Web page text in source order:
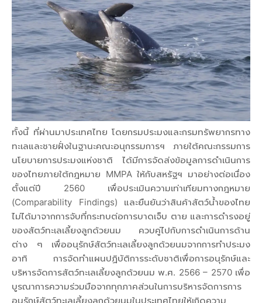
ทั้งนี้ ที่ผ่านมาประเทศไทย โดยกรมประมงและกรมทรัพยากรทาง
ทะเลและชายฝั่งในฐานะคณะอนุกรรมการฯ ภายใต้คณะกรรมการ
นโยบายการประมงแห่งชาติ ได้มีการจัดส่งข้อมูลการดำเนินการ
ของไทยภายใต้กฎหมาย MMPA ให้กับสหรัฐฯ มาอย่างต่อเนื่อง
ตั้งแต่ปี 2560 เพื่อประเมินความเท่าเทียมทางกฎหมาย
(Comparability Findings) และยืนยันว่าสินค้าสัตว์น้ำของไทย
ไม่ได้มาจากการจับที่กระทบต่อการบาดเจ็บ ตาย และการดำรงอยู่
ของสัตว์ทะเลเลี้ยงลูกด้วยนม ควบคู่ไปกับการดำเนินการด้าน
ต่าง ๆ เพื่ออนุรักษ์สัตว์ทะเลเลี้ยงลูกด้วยนมจากการทำประมง
อาทิ การจัดทำแผนปฏิบัติการระดับชาติเพื่อการอนุรักษ์และ
บริหารจัดการสัตว์ทะเลเลี้ยงลูกด้วยนม พ.ศ. 2566 – 2570 เพื่อ
บูรณาการความร่วมมือจากทุกภาคส่วนในการบริหารจัดการการ
อนุรักษ์สัตว์ทะเลเลี้ยงลูกด้วยนมในประเทศไทยให้เกิดความ